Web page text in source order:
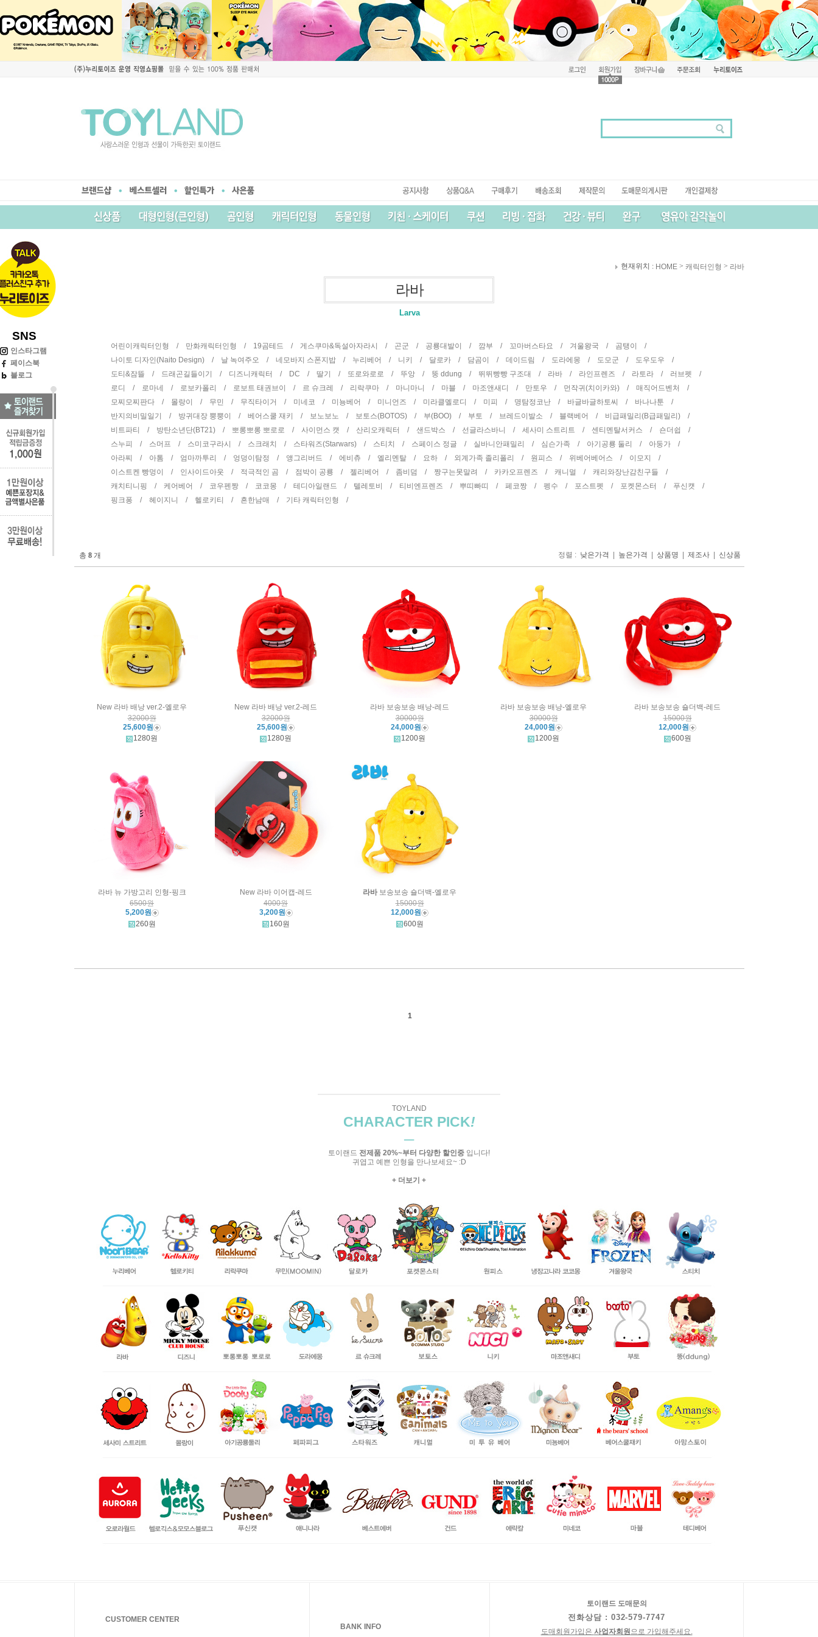
SNS
인스타그램
페이스북
블로그
현재위치 : HOME > 캐릭터인형 > 라바
라바
Larva
어린이캐릭터인형 / 만화캐릭터인형 / 19곰테드 / 게스쿠마&독설아자라시 / 곤군 / 공룡대발이 / 깜부 / 꼬마버스타요 / 겨울왕국 / 곰탱이 /
나이토 디자인(Naito Design) / 날 녹여주오 / 네모바지 스폰지밥 / 누리베어 / 니키 / 달로카 / 담곰이 / 데이드림 / 도라에몽 / 도모군 / 도우도우 /
도티&잠뜰 / 드래곤길들이기 / 디즈니캐릭터 / DC / 딸기 / 또로와로로 / 뚜앙 / 뚱 ddung / 뛰뛰빵빵 구조대 / 라바 / 라인프렌즈 / 라토라 / 러브펫 /
로디 / 로마네 / 로보카폴리 / 로보트 태권브이 / 르 슈크레 / 리락쿠마 / 마니마니 / 마블 / 마조앤새디 / 만토우 / 먼작귀(치이카와) / 매직어드벤처 /
모찌모찌판다 / 몰랑이 / 무민 / 무직타이거 / 미네코 / 미뇽베어 / 미니언즈 / 미라클멜로디 / 미피 / 명탐정코난 / 바글바글하토씨 / 바나나툰 /
반지의비밀일기 / 방귀대장 뿡뿡이 / 베어스쿨 재키 / 보노보노 / 보토스(BOTOS) / 부(BOO) / 부토 / 브레드이발소 / 블랙베어 / 비급패밀리(B급패밀리) /
비트파티 / 방탄소년단(BT21) / 뽀롱뽀롱 뽀로로 / 사이먼스 캣 / 산리오캐릭터 / 샌드박스 / 선글라스바니 / 세사미 스트리트 / 센티멘탈서커스 / 숀더쉽 /
스누피 / 스머프 / 스미코구라시 / 스크래치 / 스타워즈(Starwars) / 스티치 / 스페이스 정글 / 실바니안패밀리 / 심슨가족 / 아기공룡 둘리 / 아둥가 /
아라찌 / 아톰 / 엄마까투리 / 엉덩이탐정 / 앵그리버드 / 에비츄 / 엘리멘탈 / 요하 / 외계가족 졸리폴리 / 원피스 / 위베어베어스 / 이모지 /
이스트켄 빵멍이 / 인사이드아웃 / 적극적인 곰 / 점박이 공룡 / 젤리베어 / 좀비덤 / 짱구는못말려 / 카카오프렌즈 / 캐니멀 / 캐리와장난감친구들 /
캐치티니핑 / 케어베어 / 코우펜짱 / 코코몽 / 테디아일랜드 / 텔레토비 / 티비엔프렌즈 / 뿌띠빠띠 / 페코짱 / 펭수 / 포스트펫 / 포켓몬스터 / 푸신캣 /
핑크퐁 / 헤이지니 / 헬로키티 / 흔한남매 / 기타 캐릭터인형 /
총 8 개 정렬 : 낮은가격 높은가격 상품명 제조사 신상품
New 라바 배낭 ver.2-옐로우
32000원
25,600원
1280원
New 라바 배낭 ver.2-레드
32000원
25,600원
1280원
라바 보송보송 배낭-레드
30000원
24,000원
1200원
라바 보송보송 배낭-옐로우
30000원
24,000원
1200원
라바 보송보송 숄더백-레드
15000원
12,000원
600원
라바 뉴 가방고리 인형-핑크
6500원
5,200원
260원
New 라바 이어캡-레드
4000원
3,200원
160원
라바 보송보송 숄더백-옐로우
15000원
12,000원
600원
1
TOYLAND
CHARACTER PICK!
─
토이랜드 전제품 20%~부터 다양한 할인중 입니다!
귀엽고 예쁜 인형을 만나보세요~ :D
+ 더보기 +
CUSTOMER CENTER
BANK INFO
토이랜드 도매문의
전화상담 : 032-579-7747
도매회원가입은 사업자회원 으로 가입해주세요.